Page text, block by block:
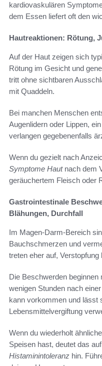
kardiovaskulären
dem Essen liefert oft den
Hautreaktionen: Rötung,
Auf der Haut zeigen sich
Rötung im Gesicht und
tritt ohne sichtbaren
mit Quaddeln.
Bei manchen Menschen
Augenlidern oder Lippen,
verlangen gegebenenfalls
Wenn du gezielt nach
Symptome Hautnach dem
geräuchertem Fleisch oder
Gastrointestinale
Blähungen, Durchfall
Im Magen-Darm-Bereich
Bauchschmerzen und
treten eher auf,
Die Beschwerden beginnen
wenigen Stunden nach
kann vorkommen und lässt
Lebensmittelvergiftung
Wenn du wiederholt
Speisen hast, deutet das
Histaminintoleranz hin.